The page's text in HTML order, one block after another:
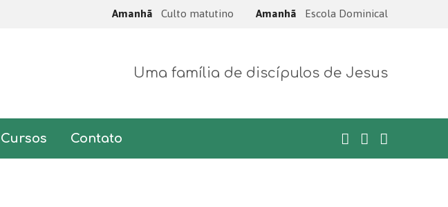
Amanhã Culto matutino Amanhã Escola Dominical
Uma família de discípulos de Jesus
Cursos Contato